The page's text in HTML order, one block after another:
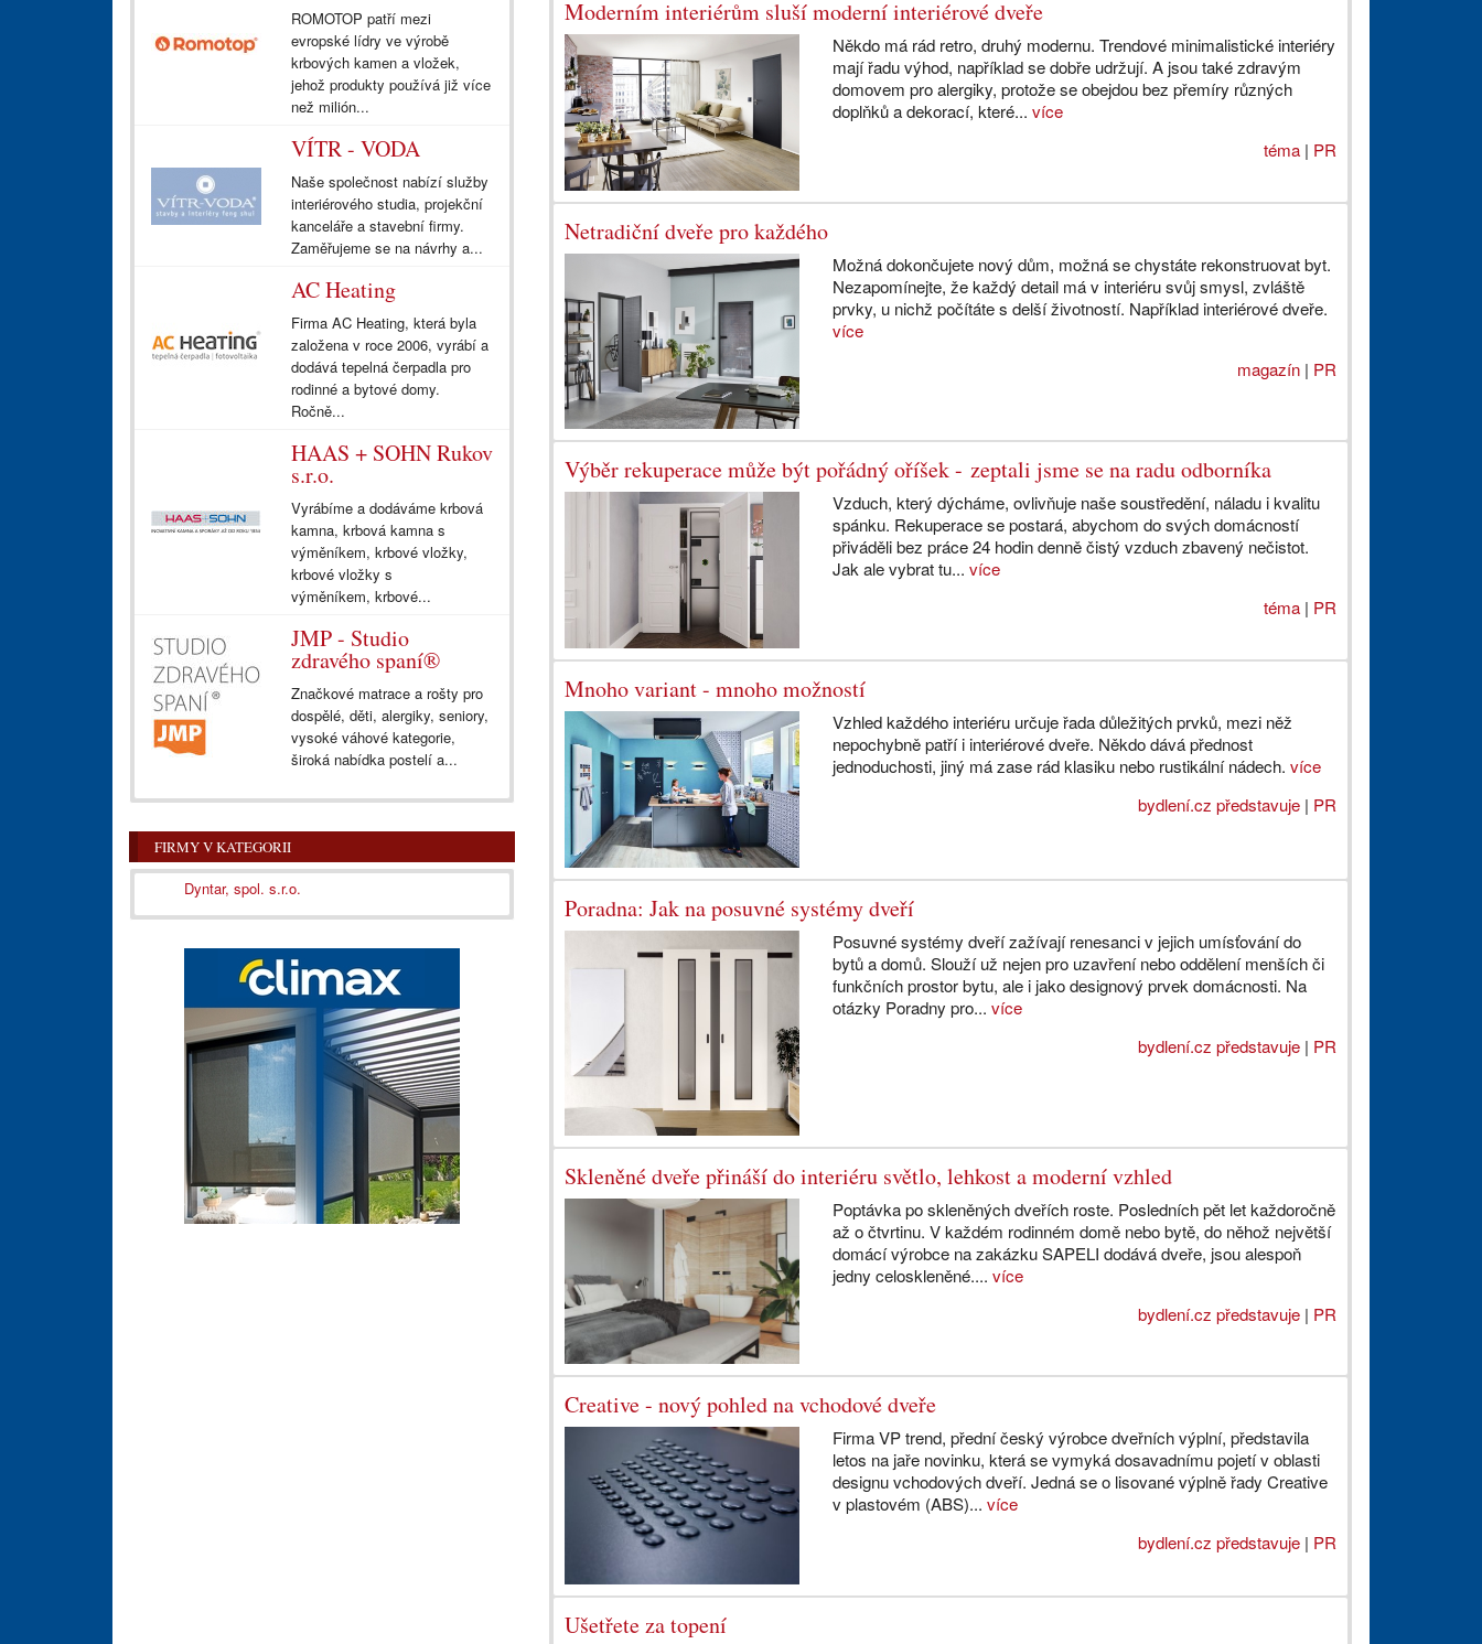
Moderním interiérům sluší moderní interiérové dveře
Někdo má rád retro, druhý modernu. Trendové minimalistické interiéry
mají řadu výhod, například se dobře udržují. A jsou také zdravým
domovem pro alergiky, protože se obejdou bez přemíry různých
doplňků a dekorací, které...více
téma| PR
Netradiční dveře pro každého
Možná dokončujete nový dům, možná se chystáte rekonstruovat byt.
Nezapomínejte, že každý detail má v interiéru svůj smysl, zvláště
prvky, u nichž počítáte s delší životností. Například interiérové dveře.
více
magazín| PR
Výběr rekuperace může být pořádný oříšek - zeptali jsme se na radu odborníka
Vzduch, který dýcháme, ovlivňuje naše soustředění, náladu i kvalitu
spánku. Rekuperace se postará, abychom do svých domácností
přiváděli bez práce 24 hodin denně čistý vzduch zbavený nečistot.
Jak ale vybrat tu...více
téma| PR
Mnoho variant - mnoho možností
Vzhled každého interiéru určuje řada důležitých prvků, mezi něž
nepochybně patří i interiérové dveře. Někdo dává přednost
jednoduchosti, jiný má zase rád klasiku nebo rustikální nádech.více
bydlení.cz představuje| PR
Poradna: Jak na posuvné systémy dveří
Posuvné systémy dveří zažívají renesanci v jejich umísťování do
bytů a domů. Slouží už nejen pro uzavření nebo oddělení menších či
funkčních prostor bytu, ale i jako designový prvek domácnosti. Na
otázky Poradny pro...více
bydlení.cz představuje| PR
Skleněné dveře přináší do interiéru světlo, lehkost a moderní vzhled
Poptávka po skleněných dveřích roste. Posledních pět let každoročně
až o čtvrtinu. V každém rodinném domě nebo bytě, do něhož největší
domácí výrobce na zakázku SAPELI dodává dveře, jsou alespoň
jedny celoskleněné....více
bydlení.cz představuje| PR
Creative - nový pohled na vchodové dveře
Firma VP trend, přední český výrobce dveřních výplní, představila
letos na jaře novinku, která se vymyká dosavadnímu pojetí v oblasti
designu vchodových dveří. Jedná se o lisované výplně řady Creative
v plastovém (ABS)...více
bydlení.cz představuje| PR
Ušetřete za topení
ROMOTOP patří mezi
evropské lídry ve výrobě
krbových kamen a vložek,
jehož produkty používá již více
než milión...
VÍTR - VODA
Naše společnost nabízí služby
interiérového studia, projekční
kanceláře a stavební firmy.
Zaměřujeme se na návrhy a...
AC Heating
Firma AC Heating, která byla
založena v roce 2006, vyrábí a
dodává tepelná čerpadla pro
rodinné a bytové domy.
Ročně...
HAAS + SOHN Rukov
s.r.o.
Vyrábíme a dodáváme krbová
kamna, krbová kamna s
výměníkem, krbové vložky,
krbové vložky s
výměníkem, krbové...
JMP - Studio
zdravého spaní®
Značkové matrace a rošty pro
dospělé, děti, alergiky, seniory,
vysoké váhové kategorie,
široká nabídka postelí a...
FIRMY V KATEGORII
Dyntar, spol. s.r.o.